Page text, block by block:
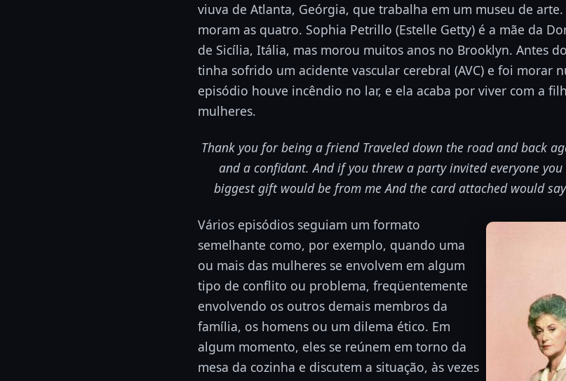
viuva de Atlanta, Geórgia, que trabalha em um museu de
moram as quatro. Sophia Petrillo (Estelle Getty) é a mãe da
de Sicília, Itália, mas morou muitos anos no Brooklyn. Antes
tinha sofrido um acidente vascular cerebral (AVC) e foi morar
episódio houve incêndio no lar, e ela acaba por viver com a
mulheres.
Thank you for being a friend Traveled down the road and back
and a confidant. And if you threw a party invited everyone you
biggest gift would be from me And the card attached would
Vários episódios seguiam um formato
semelhante como, por exemplo, quando uma
ou mais das mulheres se envolvem em algum
tipo de conflito ou problema, freqüentemente
envolvendo os outros demais membros da
família, os homens ou um dilema ético. Em
algum momento, eles se reúnem em torno da
mesa da cozinha e discutem a situação, às vezes